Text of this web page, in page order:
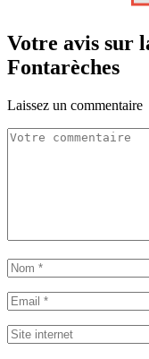
Votre avis sur
Fontarèches
Laissez un commentaire